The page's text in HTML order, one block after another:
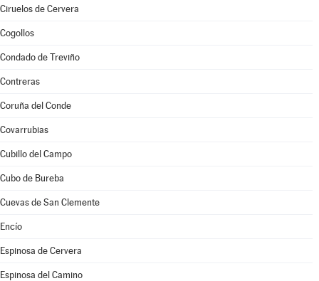
Ciruelos de Cervera
Cogollos
Condado de Treviño
Contreras
Coruña del Conde
Covarrubias
Cubillo del Campo
Cubo de Bureba
Cuevas de San Clemente
Encío
Espinosa de Cervera
Espinosa del Camino